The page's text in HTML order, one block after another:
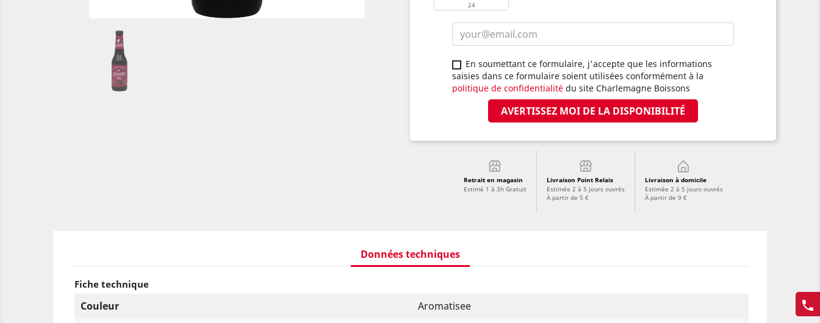
24
En soumettant ce formulaire, j'accepte que les informations
saisies dans ce formulaire soient utilisées conformément à la
politique de confidentialité du site Charlemagne Boissons
AVERTISSEZ MOI DE LA DISPONIBILITÉ
Retrait en magasin
Estimé 1 à 3h Gratuit
Livraison Point Relais
Estimée 2 à 5 jours ouvrés
À partir de 5 €
Livraison à domicile
Estimée 2 à 5 jours ouvrés
À partir de 9 €
Données techniques
Fiche technique
Couleur
Aromatisee
phone